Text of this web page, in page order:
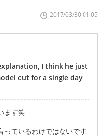
2017/03/30 01:05
I think he just
out for a single day
ます笑
っているわけではないです